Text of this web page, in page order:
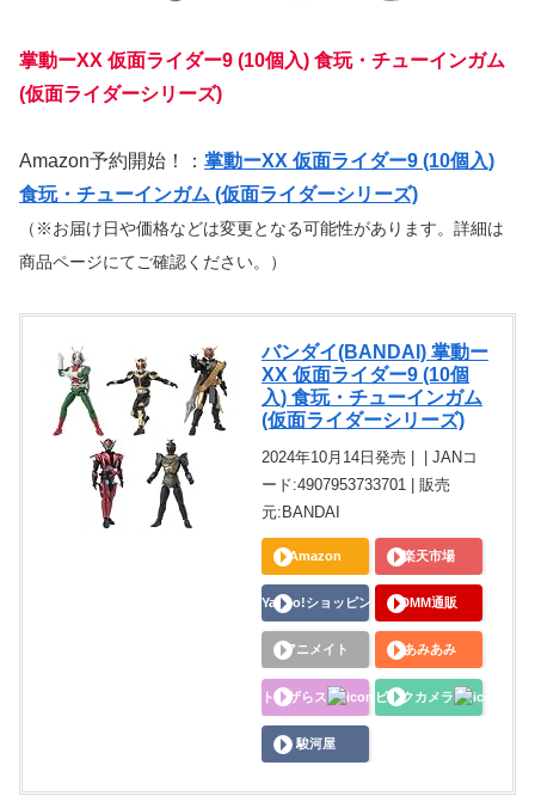
掌動ーXX 仮面ライダー9 (10個入) 食玩・チューインガム
(仮面ライダーシリーズ)
Amazon予約開始！： 掌動ーXX 仮面ライダー9 (10個入)
食玩・チューインガム (仮面ライダーシリーズ)
（※お届け日や価格などは変更となる可能性があります。詳細は
商品ページにてご確認ください。）
バンダイ(BANDAI) 掌動ー
XX 仮面ライダー9 (10個
入) 食玩・チューインガム
(仮面ライダーシリーズ)
2024年10月14日発売 | | JANコ
ード:4907953733701 | 販売
元:BANDAI
Amazon 楽天市場
Yahoo!ショッピング DMM通販
アニメイト あみあみ
トイザらス ビックカメラ
駿河屋